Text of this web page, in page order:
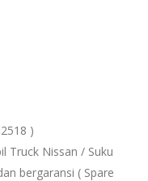
)
Truck Nissan / Suku
bergaransi ( Spare